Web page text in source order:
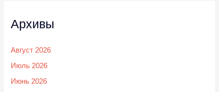
Архивы
Август 2026
Июль 2026
Июнь 2026